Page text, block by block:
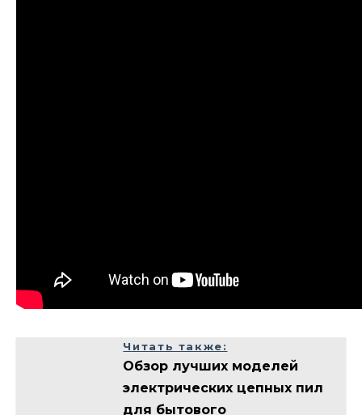
Читать также:
Обзор лучших моделей
электрических цепных пил
для бытового